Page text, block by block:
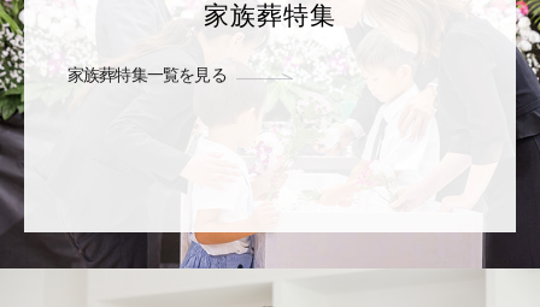
家族葬特集
家族葬特集一覧を見る